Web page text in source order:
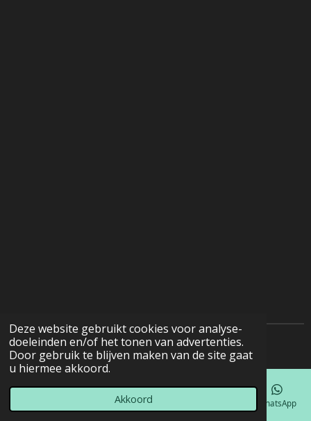
Deze website gebruikt cookies voor analyse-
doeleinden en/of het tonen van advertenties.
Door gebruik te blijven maken van de site gaat
u hiermee akkoord.
Akkoord
© 2022 - 2026 Natuurfotografie
Telefoonnummer WhatsApp